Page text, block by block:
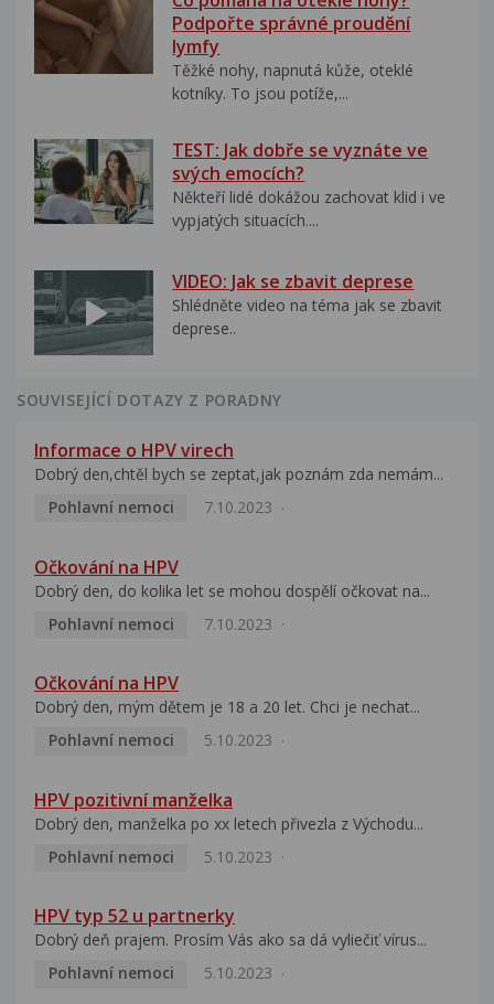
Podpořte správné proudění
lymfy
Těžké nohy, napnutá kůže, oteklé
kotníky. To jsou potíže,...
TEST: Jak dobře se vyznáte ve
svých emocích?
Někteří lidé dokážou zachovat klid i ve
vypjatých situacích....
VIDEO: Jak se zbavit deprese
Shlédněte video na téma jak se zbavit
deprese..
SOUVISEJÍCÍ DOTAZY Z PORADNY
Informace o HPV virech
Dobrý den,chtěl bych se zeptat,jak poznám zda nemám...
Pohlavní nemoci
7.10.2023
Očkování na HPV
Dobrý den, do kolika let se mohou dospělí očkovat na...
Pohlavní nemoci
7.10.2023
Očkování na HPV
Dobrý den, mým dětem je 18 a 20 let. Chci je nechat...
Pohlavní nemoci
5.10.2023
HPV pozitivní manželka
Dobrý den, manželka po xx letech přivezla z Východu...
Pohlavní nemoci
5.10.2023
HPV typ 52 u partnerky
Dobrý deň prajem. Prosím Vás ako sa dá vyliečiť vírus...
Pohlavní nemoci
5.10.2023